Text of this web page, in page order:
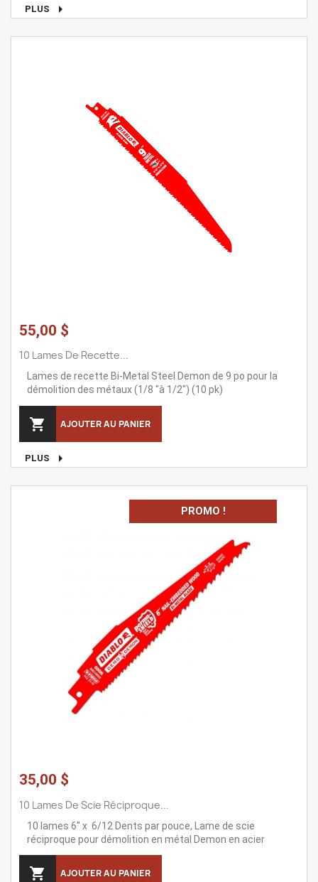
PLUS 
55,00 $
10 Lames De Recette...
Lames de recette Bi-Metal Steel Demon de 9 po pour la
démolition des métaux (1/8 "à 1/2") (10 pk)
 AJOUTER AU PANIER
PLUS 
35,00 $
10 Lames De Scie Réciproque...
10 lames 6'' x 6/12 Dents par pouce, Lame de scie
réciproque pour démolition en métal Demon en acier
 AJOUTER AU PANIER
PROMO !